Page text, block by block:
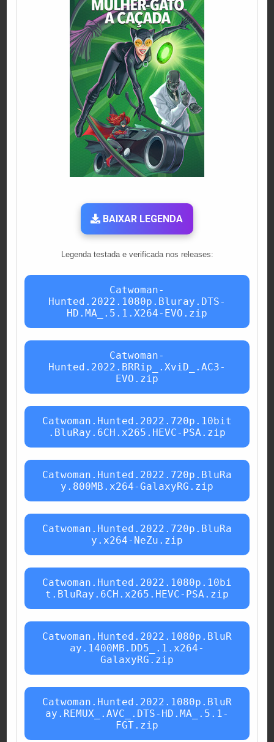
BAIXAR LEGENDA
Legenda testada e verificada nos releases:
Catwoman-
Hunted.2022.1080p.Bluray.DTS-
HD.MA_.5.1.X264-EVO.zip
Catwoman-
Hunted.2022.BRRip_.XviD_.AC3-
EVO.zip
Catwoman.Hunted.2022.720p.10bit
.BluRay.6CH.x265.HEVC-PSA.zip
Catwoman.Hunted.2022.720p.BluRa
y.800MB.x264-GalaxyRG.zip
Catwoman.Hunted.2022.720p.BluRa
y.x264-NeZu.zip
Catwoman.Hunted.2022.1080p.10bi
t.BluRay.6CH.x265.HEVC-PSA.zip
Catwoman.Hunted.2022.1080p.BluR
ay.1400MB.DD5_.1.x264-
GalaxyRG.zip
Catwoman.Hunted.2022.1080p.BluR
ay.REMUX_.AVC_.DTS-HD.MA_.5.1-
FGT.zip